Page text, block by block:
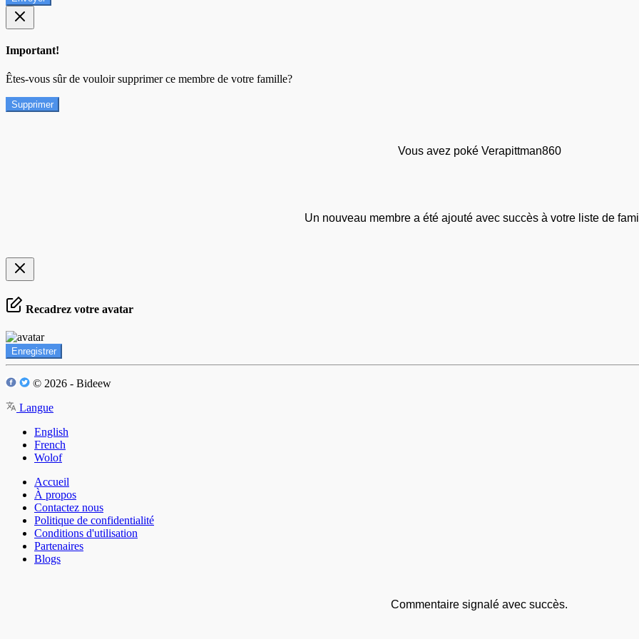
Important!
Êtes-vous sûr de vouloir supprimer ce membre de votre famille?
Supprimer
Vous avez poké Verapittman860
Un nouveau membre a été ajouté avec succès à votre liste de
Recadrez votre avatar
Enregistrer
© 2026 - Bideew
Langue
English
French
Wolof
Accueil
À propos
Contactez nous
Politique de confidentialité
Conditions d'utilisation
Partenaires
Blogs
Commentaire signalé avec succès.